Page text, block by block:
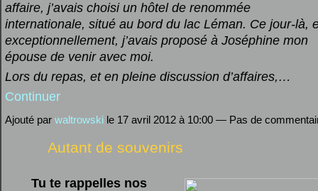
affaire, j’avais choisi un hôtel de renommée
internationale, situé au bord du lac Léman. Ce jour-là,
exceptionnellement, j’avais proposé à Joséphine mon
épouse de venir avec moi.
Lors du repas, et en pleine discussion d’affaires,…
Continuer
Ajouté par waltrowski le 17 avril 2012 à 10:00 — Pas de
Autant de souvenirs
Tu te rappelles nos